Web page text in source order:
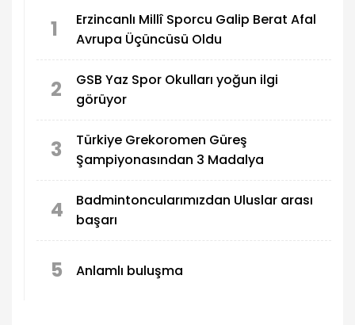
1
Erzincanlı Millî Sporcu Galip Berat Afal
Avrupa Üçüncüsü Oldu
2
GSB Yaz Spor Okulları yoğun ilgi
görüyor
3
Türkiye Grekoromen Güreş
Şampiyonasından 3 Madalya
4
Badmintoncularımızdan Uluslar arası
başarı
5 Anlamlı buluşma